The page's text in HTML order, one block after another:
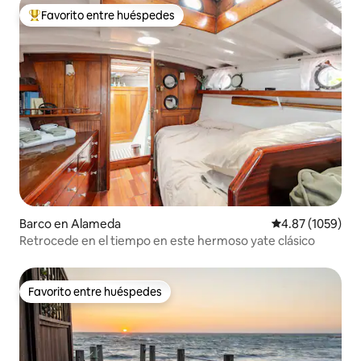
De los mejores en Favorito entre huéspedes
Favorito entre huéspedes
Barco en Alameda Calificación
4.87 (1059)
Retrocede en el tiempo en este hermoso yate clásico
Favorito entre huéspedes
Favorito entre huéspedes